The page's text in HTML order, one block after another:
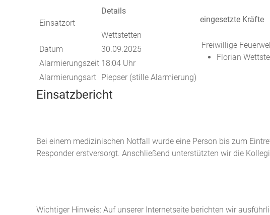
Einsatzort
Details
Wettstetten
Datum
30.09.2025
Alarmierungszeit 18:04 Uhr
Alarmierungsart Piepser (stille Alarmierung)
eingesetzte Kräfte
Freiwillige
Florian
Einsatzbericht
Bei einem medizinischen Notfall wurde eine Person bis zum
Responder erstversorgt. Anschließend unterstützten wir die
Wichtiger Hinweis: Auf unserer Internetseite berichten wir